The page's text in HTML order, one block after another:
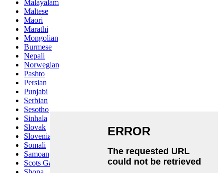
Malayalam
Maltese
Maori
Marathi
Mongolian
Burmese
Nepali
Norwegian
Pashto
Persian
Punjabi
Serbian
Sesotho
Sinhala
Slovak
Slovenian
Somali
Samoan
Scots Gaelic